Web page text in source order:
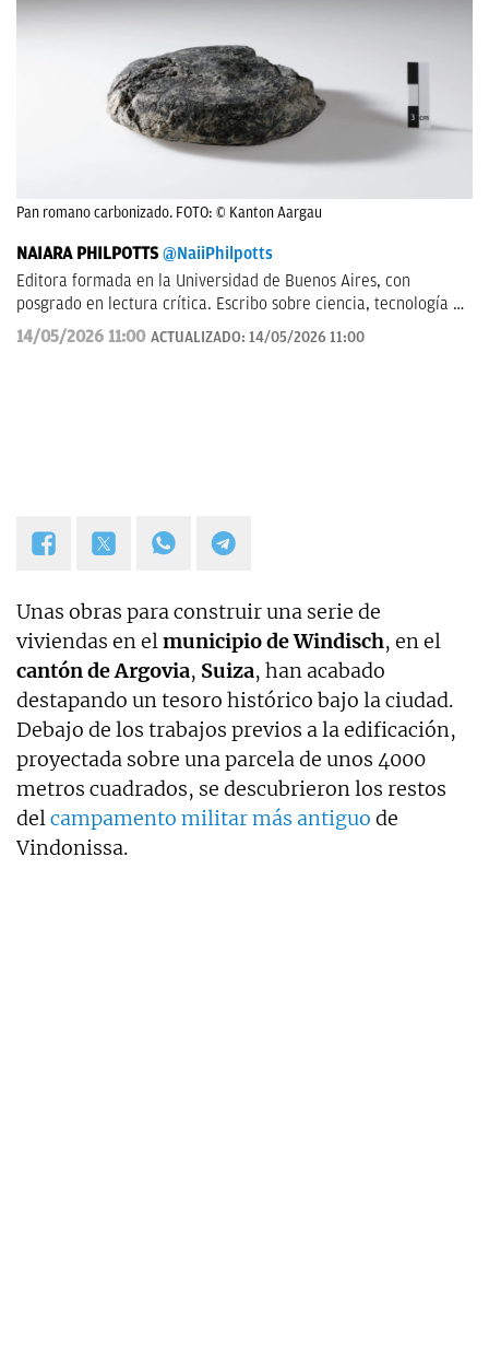
Pan romano carbonizado. FOTO: © Kanton Aargau
NAIARA PHILPOTTS @NaiiPhilpotts
Editora formada en la Universidad de Buenos Aires, con
posgrado en lectura crítica. Escribo sobre ciencia, tecnología y
actualidad. Soy escritora de novelas y gran aficionada a la
ciencia ficción.
14/05/2026 11:00 ACTUALIZADO: 14/05/2026 11:00
Unas obras para construir una serie de
viviendas en elmunicipio de Windisch, en el
cantón de Argovia, Suiza, han acabado
destapando un tesoro histórico bajo la ciudad.
Debajo de los trabajos previos a la edificación,
proyectada sobre una parcela de unos 4000
metros cuadrados, se descubrieron los restos
delcampamento militar más antiguo de
Vindonissa.